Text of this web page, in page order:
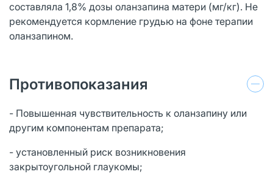
составляла 1,8% дозы оланзапина матери (мг/кг). Не
рекомендуется кормление грудью на фоне терапии
оланзапином.
Противопоказания
- Повышенная чувствительность к оланзапину или
другим компонентам препарата;
- установленный риск возникновения
закрытоугольной глаукомы;